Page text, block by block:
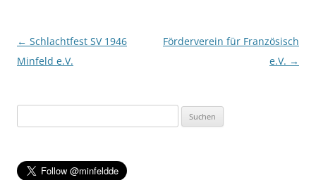
Post navigation
← Schlachtfest SV 1946
Minfeld e.V.
Förderverein für Französisch
e.V. →
nach: